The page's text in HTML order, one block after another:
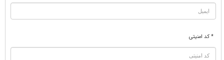
* کد امنیتی